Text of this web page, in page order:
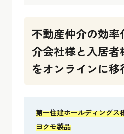
不動産仲介の効率
介会社様と入居者
をオンラインに移
第一住建ホールディングス
ヨクモ製品